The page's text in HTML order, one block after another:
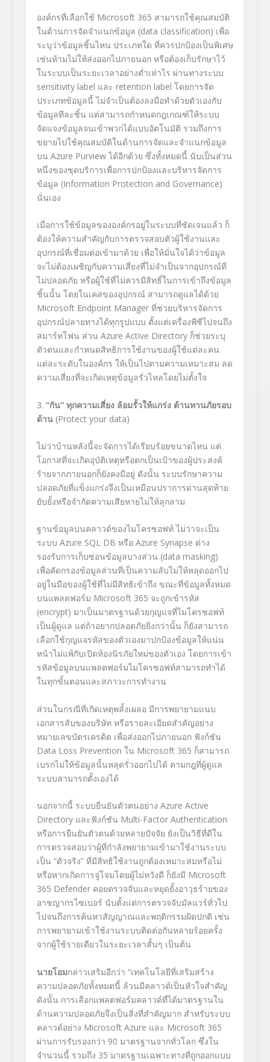
องค์กรที่เลือกใช้ Microsoft 365 สามารถใช้คุณสมบัติ
ในด้านการจัดจำแนกข้อมูล (data classification) เพื่อ
ระบุว่าข้อมูลชิ้นไหน ประเภทใด ที่ควรปกป้องเป็นพิเศษ
เช่นห้ามไม่ให้ส่งออกไปภายนอก หรือต้องเก็บรักษาไว้
ในระบบเป็นระยะเวลาอย่างต่ำเท่าไร ผ่านทางระบบ
sensitivity label และ retention label โดยการจัด
ประเภทข้อมูลนี้ ไม่จำเป็นต้องลงมือทำด้วยตัวเองกับ
ข้อมูลทีละชิ้น แต่สามารถกำหนดกฎเกณฑ์ให้ระบบ
จัดแจงข้อมูลจนเข้าพวกได้แบบอัตโนมัติ รวมถึงการ
ขยายไปใช้คุณสมบัติในด้านการจัดและจำแนกข้อมูล
บน Azure Purview ได้อีกด้วย ซึ่งทั้งหมดนี้ นับเป็นส่วน
หนึ่งของชุดบริการเพื่อการปกป้องและบริหารจัดการ
ข้อมูล (Information Protection and Governance)
นั่นเอง
เมื่อการใช้ข้อมูลขององค์กรอยู่ในระบบที่ชัดเจนแล้ว ก็
ต้องให้ความสำคัญกับการตรวจสอบตัวผู้ใช้งานและ
อุปกรณ์ที่เชื่อมต่อเข้ามาด้วย เพื่อให้มั่นใจได้ว่าข้อมูล
จะไม่ต้องเผชิญกับความเสี่ยงที่ไม่จำเป็นจากอุปกรณ์ที่
ไม่ปลอดภัย หรือผู้ใช้ที่ไม่ควรมีสิทธิ์ในการเข้าถึงข้อมูล
ชิ้นนั้น โดยในเคสของอุปกรณ์ สามารถดูแลได้ด้วย
Microsoft Endpoint Manager ที่ช่วยบริหารจัดการ
อุปกรณ์ปลายทางได้ทุกรูปแบบ ตั้งแต่เครื่องพีซีไปจนถึง
สมาร์ทโฟน ส่วน Azure Active Directory ก็ช่วยระบุ
ตัวตนและกำหนดสิทธิการใช้งานของผู้ใช้แต่ละคน
แต่ละระดับในองค์กร ให้เป็นไปตามความเหมาะสม ลด
ความเสี่ยงที่จะเกิดเหตุข้อมูลรั่วไหลโดยไม่ตั้งใจ
3. “กัน” ทุกความเสี่ยง ล้อมรั้วให้แกร่ง ต้านทานภัยรอบ
ด้าน (Protect your data)
ไม่ว่าบ้านหลังนี้จะจัดการได้เรียบร้อยขนาดไหน แต่
โอกาสที่จะเกิดอุบัติเหตุหรือตกเป็นเป้าของผู้ประสงค์
ร้ายจากภายนอกก็ยังคงมีอยู่ ดังนั้น ระบบรักษาความ
ปลอดภัยที่แข็งแกร่งจึงเป็นเหมือนปราการด่านสุดท้าย
ยับยั้งหรือจำกัดความเสียหายไม่ให้ลุกลาม
ฐานข้อมูลบนคลาวด์ของไมโครซอฟท์ ไม่ว่าจะเป็น
ระบบ Azure SQL DB หรือ Azure Synapse ต่าง
รองรับการเก็บซ่อนข้อมูลบางส่วน (data masking)
เพื่อคัดกรองข้อมูลส่วนที่เป็นความลับไม่ให้หลุดออกไป
อยู่ในมือของผู้ใช้ที่ไม่มีสิทธิเข้าถึง ขณะที่ข้อมูลทั้งหมด
บนแพลตฟอร์ม Microsoft 365 จะถูกเข้ารหัส
(encrypt) มาเป็นมาตรฐานด้วยกุญแจที่ไมโครซอฟท์
เป็นผู้ดูแล แต่ถ้าอยากปลอดภัยยิ่งกว่านั้น ก็ยังสามารถ
เลือกใช้กุญแจรหัสของตัวเองมาปกป้องข้อมูลให้แน่น
หน้าไม่แพ้กับเปิดห้องนิรภัยใหม่ของตัวเอง โดยการเข้า
รหัสข้อมูลบนแพลตฟอร์มไมโครซอฟท์สามารถทำได้
ในทุกขั้นตอนและสภาวะการทำงาน
ส่วนในกรณีที่เกิดเหตุพลั้งเผลอ มีการพยายามแนบ
เอกสารลับของบริษัท หรือรายละเอียดสำคัญอย่าง
หมายเลขบัตรเครดิต เพื่อส่งออกไปภายนอก ฟังก์ชัน
Data Loss Prevention ใน Microsoft 365 ก็สามารถ
เบรกไม่ให้ข้อมูลนั้นหลุดรั่วออกไปได้ ตามกฎที่ผู้ดูแล
ระบบสามารถตั้งเองได้
นอกจากนี้ ระบบยืนยันตัวตนอย่าง Azure Active
Directory และฟังก์ชัน Multi-Factor Authentication
หรือการยืนยันตัวตนด้วยหลายปัจจัย ยังเป็นวิธีที่ดีใน
การตรวจสอบว่าผู้ที่กำลังพยายามเข้ามาใช้งานระบบ
เป็น “ตัวจริง” ที่มีสิทธิใช้งานถูกต้องเหมาะสมหรือไม่
หรือหากเกิดการจู่โจมโดยผู้ไม่หวังดี ก็ยังมี Microsoft
365 Defender คอยตรวจจับและหยุดยั้งอาวุธร้ายของ
อาชญากรไซเบอร์ นับตั้งแต่การตรวจจับมัลแวร์ทั่วไป
ไปจนถึงการค้นหาสัญญาณและพฤติกรรมผิดปกติ เช่น
การพยายามเข้าใช้งานระบบติดต่อกันหลายร้อยครั้ง
จากผู้ใช้รายเดียวในระยะเวลาสั้นๆ เป็นต้น
นายโอมกล่าวเสริมอีกว่า “เทคโนโลยีที่เสริมสร้าง
ความปลอดภัยทั้งหมดนี้ ล้วนมีคลาวด์เป็นหัวใจสำคัญ
ดังนั้น การเลือกแพลตฟอร์มคลาวด์ที่ได้มาตรฐานใน
ด้านความปลอดภัยจึงเป็นสิ่งที่สำคัญมาก สำหรับระบบ
คลาวด์อย่าง Microsoft Azure และ Microsoft 365
ผ่านการรับรองกว่า 90 มาตรฐานจากทั่วโลก ซึ่งใน
จำนวนนี้ รวมถึง 35 มาตรฐานเฉพาะทางที่ถูกออกแบบ